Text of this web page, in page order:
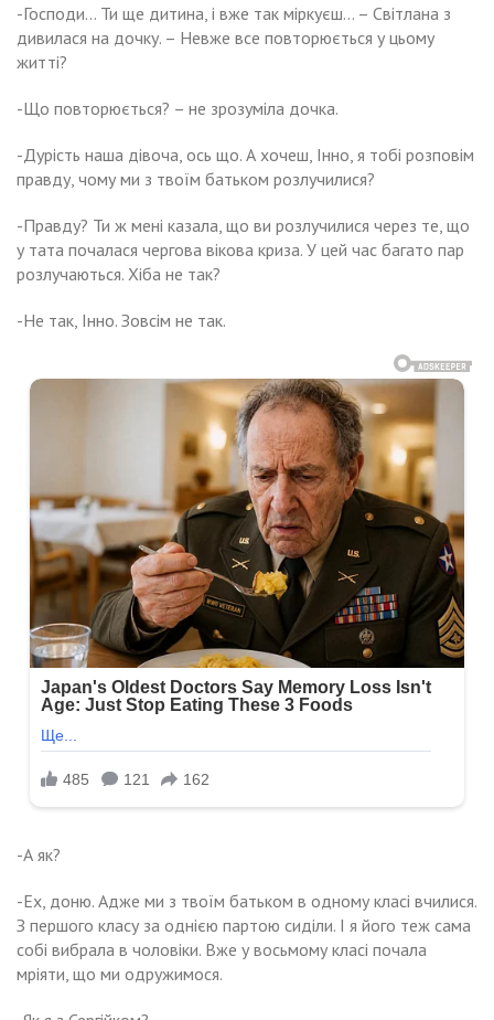
-Господи… Ти ще дитина, і вже так міркуєш… – Світлана з
дивилася на дочку. – Невже все повторюється у цьому
житті?
-Що повторюється? – не зрозуміла дочка.
-Дурість наша дівоча, ось що. А хочеш, Інно, я тобі розповім
правду, чому ми з твоїм батьком розлучилися?
-Правду? Ти ж мені казала, що ви розлучилися через те, що
у тата почалася чергова вікова криза. У цей час багато пар
розлучаються. Хіба не так?
-Не так, Інно. Зовсім не так.
-А як?
-Ех, доню. Адже ми з твоїм батьком в одному класі вчилися.
З першого класу за однією партою сиділи. І я його теж сама
собі вибрала в чоловіки. Вже у восьмому класі почала
мріяти, що ми одружимося.